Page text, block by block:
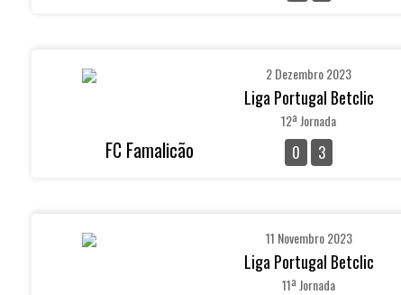
FC Famalicão
2 Dezembro 2023
Liga Portugal Betclic
12ª Jornada
0 3
11 Novembro 2023
Liga Portugal Betclic
11ª Jornada